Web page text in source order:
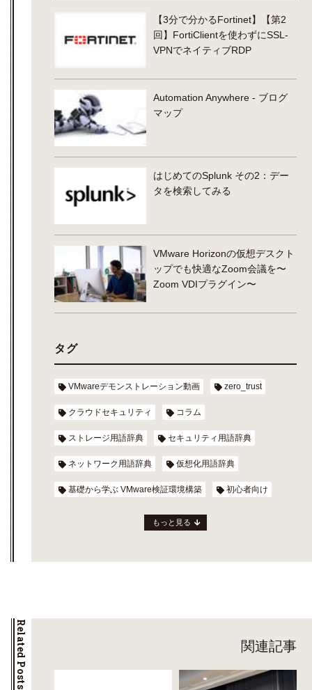
【3分で分かるFortinet】【第2
回】FortiClientを使わずにSSL-
VPNでネイティブRDP
Automation Anywhere - ブログ
マップ
はじめてのSplunk その2：デー
タを検索してみる
VMware Horizonの仮想デスクト
ップでも快適なZoom会議を〜
Zoom VDIプラグイン〜
タグ
VMwareデモンストレーション動画 zero_trust
クラウドセキュリティ コラム
ストレージ用語辞典 セキュリティ用語辞典
ネットワーク用語辞典 仮想化用語辞典
基礎から学ぶ VMware検証環境構築 初心者向け
もっと見る
Related Posts 関連記事